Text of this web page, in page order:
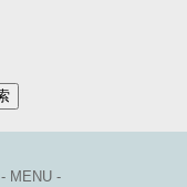
- MENU -